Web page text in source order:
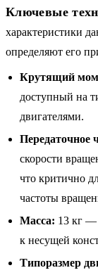
Ключевые
характеристики
определяют его
Крутящий
доступный на
двигателями.
Передаточное
скорости
что критично
частоты
Масса: 13 кг —
к несущей
Типоразмер